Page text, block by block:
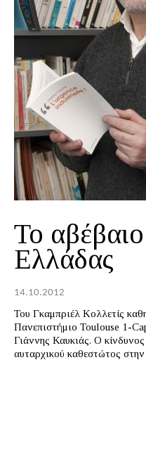
Το
Ελλάδας
14.10.2012
Του Γκαμπριέλ Κολλετίς
Πανεπιστήμιο Toulouse 1-Capitole. Μετάφραση από
Γιάννης Καυκιάς. Ο κίνδυνος εγκαθίδρυσης ενός νέου